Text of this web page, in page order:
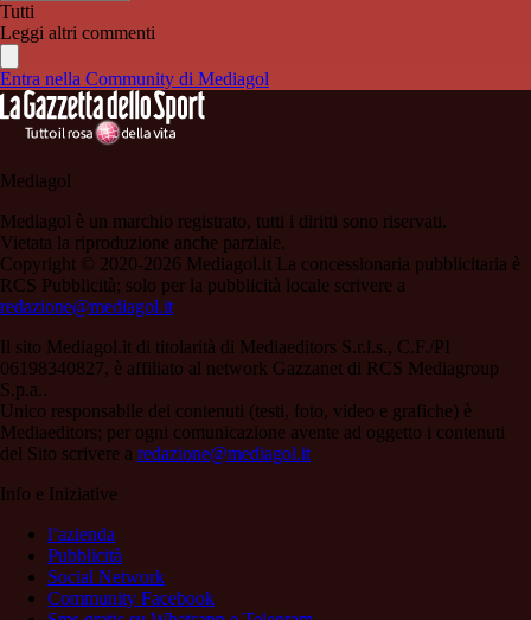
Tutti
Leggi altri commenti
Entra nella Community di Mediagol
Mediagol
Mediagol è un marchio registrato, tutti i diritti sono riservati.
Vietata la riproduzione anche parziale.
Copyright © 2020-2026 Mediagol.it La concessionaria pubblicitaria è
RCS Pubblicità; solo per la pubblicità locale scrivere a
redazione@mediagol.it
Il sito Mediagol.it di titolarità di Mediaeditors S.r.l.s., C.F./PI
06198340827, è affiliato al network Gazzanet di RCS Mediagroup
S.p.a..
Unico responsabile dei contenuti (testi, foto, video e grafiche) è
Mediaeditors; per ogni comunicazione avente ad oggetto i contenuti
del Sito scrivere a redazione@mediagol.it
Info e Iniziative
l’azienda
Pubblicità
Social Network
Community Facebook